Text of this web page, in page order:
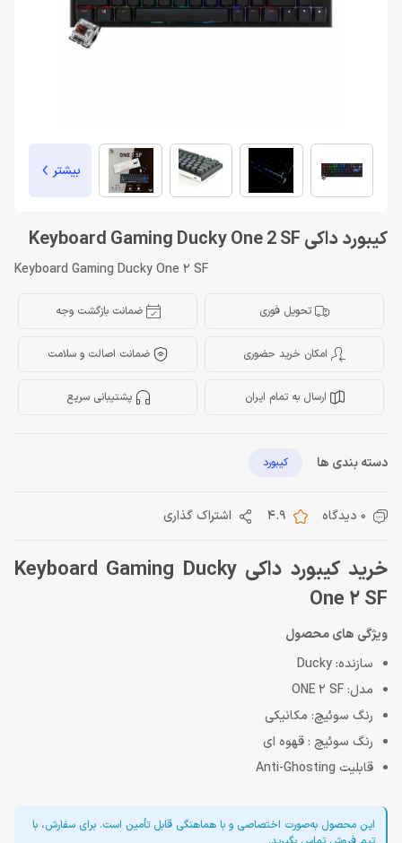
بیشتر
کیبورد داکی Keyboard Gaming Ducky One 2 SF
Keyboard Gaming Ducky One 2 SF
تحویل فوری ضمانت بازگشت وجه
امکان خرید حضوری ضمانت اصالت و سلامت
ارسال به تمام ایران پشتیبانی سریع
دسته بندی ها کیبورد
0 دیدگاه 4.9 اشتراک گذاری
خرید کیبورد داکی Keyboard Gaming Ducky
One 2 SF
ویژگی های محصول
سازنده: Ducky
مدل: ONE 2 SF
رنگ سوئیچ: مکانیکی
رنگ سوئیچ : قهوه ای
قابلیت Anti-Ghosting
این محصول به‌صورت اختصاصی و با هماهنگی قابل تأمین است. برای سفارش، با